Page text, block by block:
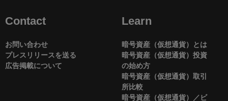
Contact
お問い合わせ
プレスリリースを送る
広告掲載について
Learn
暗号資産（仮想通貨）とは
暗号資産（仮想通貨）投資
の始め方
暗号資産（仮想通貨）取引
所比較
暗号資産（仮想通貨）／ビ